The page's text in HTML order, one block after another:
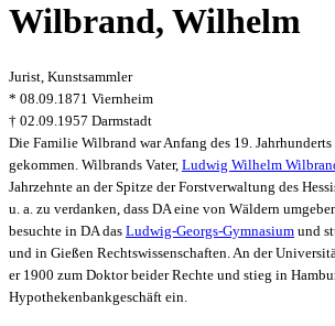
Wilbrand, Wilhelm
Jurist, Kunstsammler
* 08.09.1871 Viernheim
† 02.09.1957 Darmstadt
Die Familie Wilbrand war Anfang des 19. Jahrhunderts
gekommen. Wilbrands Vater, Ludwig Wilhelm
Jahrzehnte an der Spitze der Forstverwaltung des
u. a. zu verdanken, dass DA eine von Wäldern
besuchte in DA das Ludwig-Georgs-Gymnasium und
und in Gießen Rechtswissenschaften. An der
er 1900 zum Doktor beider Rechte und stieg in
Hypothekenbankgeschäft ein.